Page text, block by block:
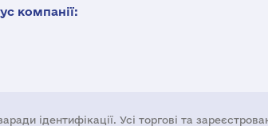
компанії:
ідентифікації. Усі торгові та